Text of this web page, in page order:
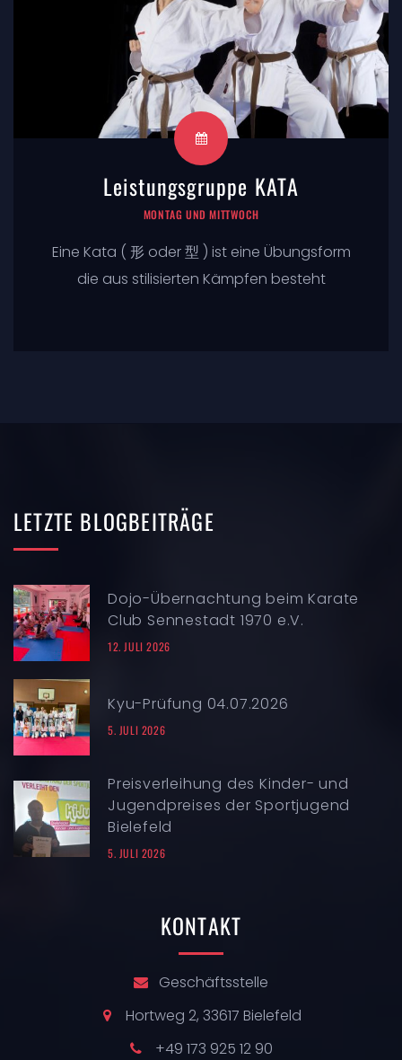
Leistungsgruppe KATA
MONTAG UND MITTWOCH
Eine Kata ( 形 oder 型 ) ist eine Übungsform
die aus stilisierten Kämpfen besteht
LETZTE BLOGBEITRÄGE
Dojo-Übernachtung beim Karate
Club Sennestadt 1970 e.V.
12. JULI 2026
Kyu-Prüfung 04.07.2026
5. JULI 2026
Preisverleihung des Kinder- und
Jugendpreises der Sportjugend
Bielefeld
5. JULI 2026
KONTAKT
Geschäftsstelle
Hortweg 2, 33617 Bielefeld
+49 173 925 12 90